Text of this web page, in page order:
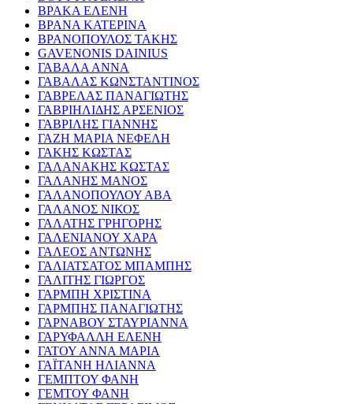
ΒΡΑΚΑ ΕΛΕΝΗ
ΒΡΑΝΑ ΚΑΤΕΡΙΝΑ
ΒΡΑΝΟΠΟΥΛΟΣ ΤΑΚΗΣ
GAVENONIS DAINIUS
ΓΑΒΑΛΑ ΑΝΝΑ
ΓΑΒΑΛΑΣ ΚΩΝΣΤΑΝΤΙΝΟΣ
ΓΑΒΡΕΛΑΣ ΠΑΝΑΓΙΩΤΗΣ
ΓΑΒΡΙΗΛΙΔΗΣ ΑΡΣΕΝΙΟΣ
ΓΑΒΡΙΛΗΣ ΓΙΑΝΝΗΣ
ΓΑΖΗ ΜΑΡΙΑ ΝΕΦΕΛΗ
ΓΑΚΗΣ ΚΩΣΤΑΣ
ΓΑΛΑΝΑΚΗΣ ΚΩΣΤΑΣ
ΓΑΛΑΝΗΣ ΜΑΝΟΣ
ΓΑΛΑΝΟΠΟΥΛΟΥ ΑΒΑ
ΓΑΛΑΝΟΣ ΝΙΚΟΣ
ΓΑΛΑΤΗΣ ΓΡΗΓΟΡΗΣ
ΓΑΛΕΝΙΑΝΟΥ ΧΑΡΑ
ΓΑΛΕΟΣ ΑΝΤΩΝΗΣ
ΓΑΛΙΑΤΣΑΤΟΣ ΜΠΑΜΠΗΣ
ΓΑΛΙΤΗΣ ΓΙΩΡΓΟΣ
ΓΑΡΜΠΗ ΧΡΙΣΤΙΝΑ
ΓΑΡΜΠΗΣ ΠΑΝΑΓΙΩΤΗΣ
ΓΑΡΝΑΒΟΥ ΣΤΑΥΡΙΑΝΝΑ
ΓΑΡΥΦΑΛΛΗ ΕΛΕΝΗ
ΓΑΤΟΥ ΑΝΝΑ ΜΑΡΙΑ
ΓΑΪΤΑΝΗ ΗΛΙΑΝΝΑ
ΓΕΜΠΤΟΥ ΦΑΝΗ
ΓΕΜΤΟΥ ΦΑΝΗ